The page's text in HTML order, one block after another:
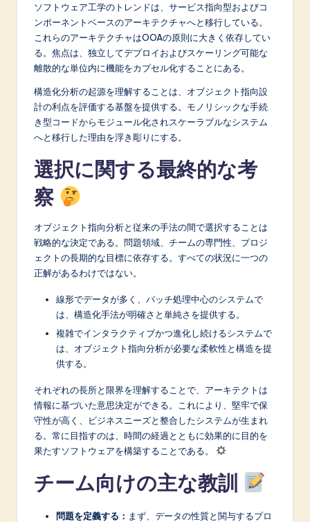
ソフトウェア工学のトレンドは、サービス指向型およびコ
ンポーネントベースのアーキテクチャへと移行している。
これらのアーキテクチャはOOAの原則に大きく依存してい
る。焦点は、独立してデプロイおよびスケーリング可能な
離散的な単位内に機能をカプセル化することにある。
構造化分析の起源を理解することは、オブジェクト指向設
計の利点を評価する基盤を提供する。モノリシックな手続
き型コードからモジュール化されスケーラブルなシステム
へと移行した理由を浮き彫りにする。
選択に関する最終的な考
察
オブジェクト指向分析と従来の手法の間で選択することは
戦略的な決定である。問題領域、チームの専門性、プロジ
ェクトの長期的な目標に依存する。すべての状況に一つの
正解があるわけではない。
線形でデータが多く、バッチ処理中心のシステムで
は、構造化手法が明確さと単純さを提供する。
複雑でインタラクティブかつ進化し続けるシステムで
は、オブジェクト指向分析が必要な柔軟性と構造を提
供する。
それぞれの長所と限界を理解することで、アーキテクトは
情報に基づいた意思決定ができる。これにより、堅牢で保
守性が高く、ビジネスニーズと整合したシステムが生まれ
る。常に目指すのは、時間の経過とともに効果的に目的を
果たすソフトウェアを構築することである。
チーム向けの主な教訓
問題を定義する： まず、データの性質と関与するプロ